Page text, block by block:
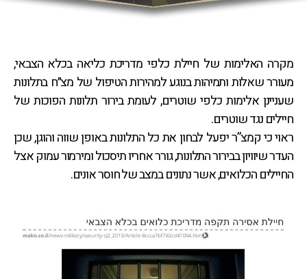
מקרה האלימות של חיילת כלפי מדריכת כליאה בכלא הצבאי,
מעורר שאלות ותמיהות בנוגע למהירות הטיפול של מצ״ח בתלונות
שעניינן אלימות כלפי שוטרים, לעומת בירור תלונות הפוכות של
חיילים נגד שוטרים.
ראוי כי קמצ”ר יפעל לבחון את כל התלונות באופן שווה והוגן, שכן
העדר שיוויון בבירור התלונות, גורר אחריו תיסכול ומירמור עמוק אצל
החיילים הכלואים, אשר נתונים במצב של חוסר אונים.